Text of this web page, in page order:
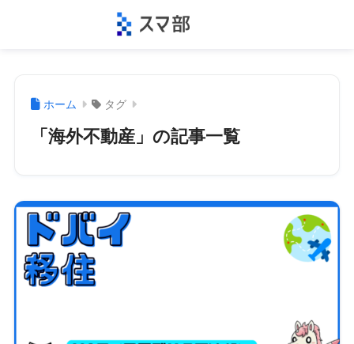
ホーム タグ
「海外不動産」の記事一覧